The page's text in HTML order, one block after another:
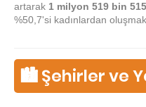
artarak 1 milyon 519 bin
%50,7'si kadınlardan
🏙️ Şehirler ve